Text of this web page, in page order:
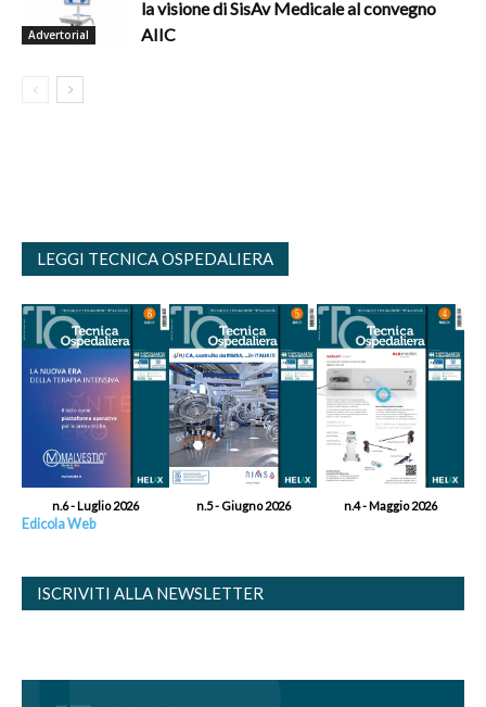
Advertorial
la visione di SisAv Medicale al convegno
AIIC
LEGGI TECNICA OSPEDALIERA
n.6 - Luglio 2026 n.5 - Giugno 2026 n.4 - Maggio 2026
Edicola Web
ISCRIVITI ALLA NEWSLETTER